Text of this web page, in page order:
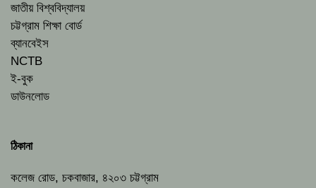
জাতীয় বিশ্ববিদ্যালয়
চট্টগ্রাম শিক্ষা বোর্ড
ব্যানবেইস
NCTB
ই-বুক
ডাউনলোড
ঠিকানা
কলেজ রোড, চকবাজার, ৪২০৩ চট্টগ্রাম